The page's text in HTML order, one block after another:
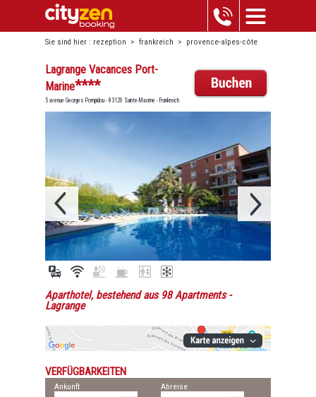
Sie sind hier : rezeption > frankreich > provence-alpes-côte
d'azur sainte-maxime > lagrange vacances port-marine
Lagrange Vacances Port-
Marine****
5 avenue Georges Pompidou - 83120 Sainte-Maxime - Frankreich
Aparthotel, bestehend aus 98 Apartments-
Lagrange
VERFÜGBARKEITEN
Ankunft Abreise